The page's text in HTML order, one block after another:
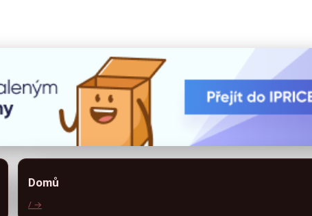
Domů
/ →